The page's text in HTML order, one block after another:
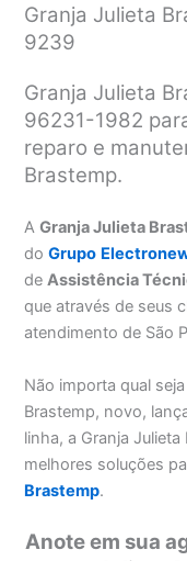
Granja Julieta
9239
Granja Julieta
96231-1982
reparo e
Brastemp.
AGranja Julieta
doGrupo
deAssistência
que através de seus
atendimento de São
Não importa qual
Brastemp, novo,
linha, a Granja
melhores soluções
Brastemp.
Anote em sua